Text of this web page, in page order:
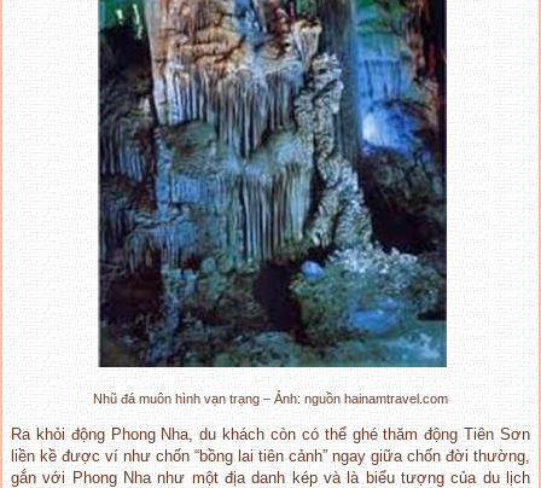
Nhũ đá muôn hình vạn trạng – Ảnh: nguồn hainamtravel.com
Ra khỏi động Phong Nha, du khách còn có thể ghé thăm động Tiên Sơn
liền kề được ví như chốn “bồng lai tiên cảnh” ngay giữa chốn đời thường,
gắn với Phong Nha như một địa danh kép và là biểu tượng của du lịch